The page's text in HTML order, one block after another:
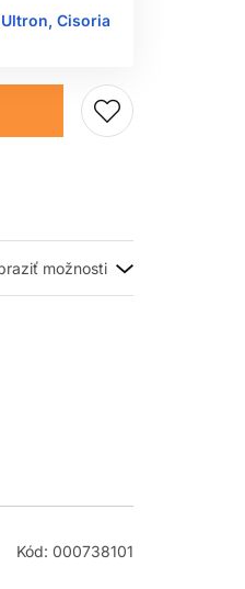
Cisoria
Kód: 000738101